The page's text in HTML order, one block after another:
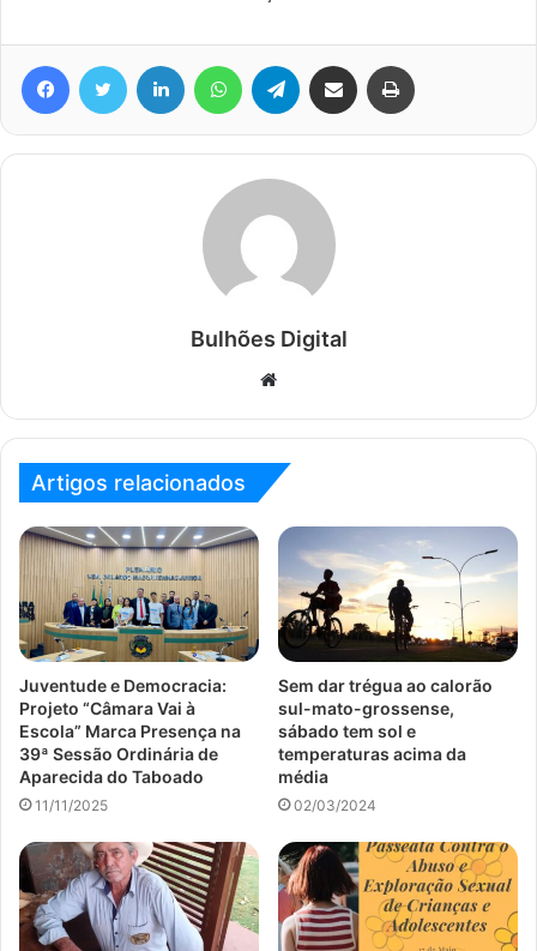
FacebookTwitter Linkedin WhatsAppTelegram Compartilhar via e-mail
Bulhões Digital
Website
Artigos relacionados
Juventude e Democracia:
Projeto “Câmara Vai à
Escola” Marca Presença na
39ª Sessão Ordinária de
Aparecida do Taboado
11/11/2025
Sem dar trégua ao calorão
sul-mato-grossense,
sábado tem sol e
temperaturas acima da
média
02/03/2024